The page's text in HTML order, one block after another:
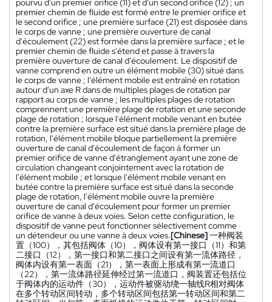
pourvu d'un premier orifice (11) et d'un second orifice (12) ; un
premier chemin de fluide est formé entre le premier orifice et
le second orifice ; une première surface (21) est disposée dans
le corps de vanne ; une première ouverture de canal
d'écoulement (22) est formée dans la première surface ; et le
premier chemin de fluide s'étend et passe à travers la
première ouverture de canal d'écoulement. Le dispositif de
vanne comprend en outre un élément mobile (30) situé dans
le corps de vanne ; l'élément mobile est entraîné en rotation
autour d'un axe R dans de multiples plages de rotation par
rapport au corps de vanne ; les multiples plages de rotation
comprennent une première plage de rotation et une seconde
plage de rotation ; lorsque l'élément mobile venant en butée
contre la première surface est situé dans la première plage de
rotation, l'élément mobile bloque partiellement la première
ouverture de canal d'écoulement de façon à former un
premier orifice de vanne d'étranglement ayant une zone de
circulation changeant conjointement avec la rotation de
l'élément mobile ; et lorsque l'élément mobile venant en
butée contre la première surface est situé dans la seconde
plage de rotation, l'élément mobile ouvre la première
ouverture de canal d'écoulement pour former un premier
orifice de vanne à deux voies. Selon cette configuration, le
dispositif de vanne peut fonctionner sélectivement comme
un détendeur ou une vanne à deux voies.[Chinese]一种阀装
置（100），其包括阀体（10），阀体设有第一接口（11）和第
二接口（12），第一接口和第二接口之间设有第一流体路径，
阀体内设有第一表面（21），第一表面上形成有第一流道口
（22），第一流体路径延伸经过第一流道口，阀装置还包括位
于阀体内的运动件（30），运动件被驱动绕一轴线R相对阀体
在多个转动区间转动，多个转动区间包括第一转动区间和第二